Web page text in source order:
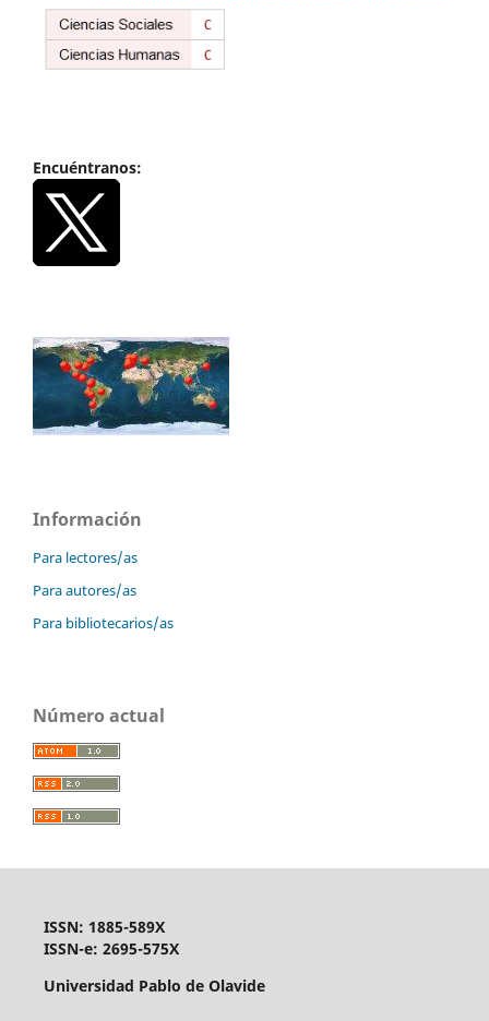
Encuéntranos:
Información
Para lectores/as
Para autores/as
Para bibliotecarios/as
Número actual
ISSN: 1885-589X
ISSN-e: 2695-575X
Universidad Pablo de Olavide